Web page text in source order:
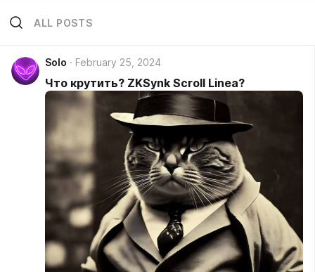
ALL POSTS
Solo February 25, 2024
Что крутить? ZKSynk Scroll Linea?